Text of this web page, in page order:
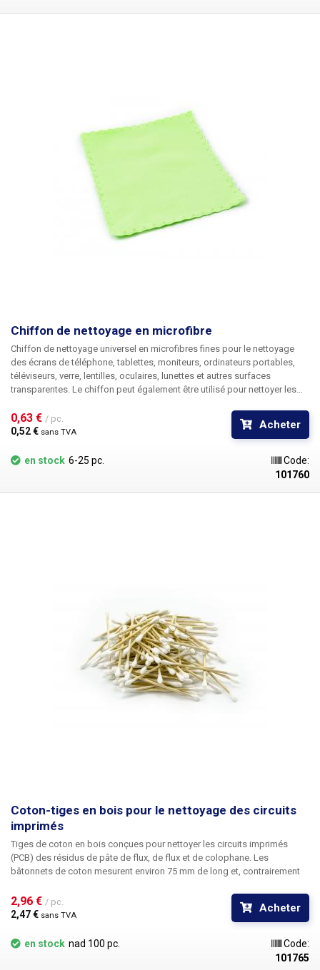
Chiffon de nettoyage en microfibre
Chiffon de nettoyage universel en microfibres fines pour le nettoyage
des écrans de téléphone, tablettes, moniteurs, ordinateurs portables,
téléviseurs, verre, lentilles, oculaires, lunettes et autres surfaces
transparentes. Le chiffon peut également être utilisé pour nettoyer les
14cm Couleur selon le stock.
0,63 € / pc.
0,52 € sans TVA
Acheter
en stock 6-25 pc.
Code:
101760
Coton-tiges en bois pour le nettoyage des circuits
imprimés
Tiges de coton en bois conçues pour nettoyer les circuits imprimés
(PCB) des résidus de pâte de flux, de flux et de colophane. Les
bâtonnets de coton mesurent environ 75 mm de long et, contrairement
l'oreille, ceux-ci sont en bois et on peut s'appuyer dessus pendant le
nettoyage et nettoyer le circuit imprimé en profondeur sans plier le
bâtonnet, comme c'est le cas avec les bâtonnets en plastique. Lors du
nettoyage du circuit imprimé, appliquez un solvant approprié, tel que de
l'alcool ou de l'alcool isopropylique, sur le coton. Les bâtonnets ne sont
2,96 € / pc.
2,47 € sans TVA
Acheter
en stock nad 100 pc.
Code:
101765